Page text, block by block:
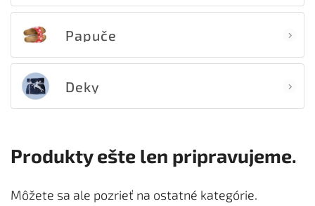
Papuče
Deky
Produkty ešte len pripravujeme.
Môžete sa ale pozrieť na ostatné kategórie.